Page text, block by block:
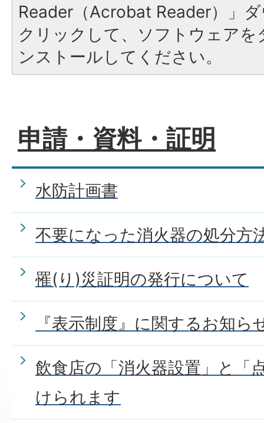
Reader（Acrobat Reader）」
クリックして、ソフトウェア
ンストールしてください。
申請・資料・証明
水防計画書
不要になった消火器の処分方
罹(り)災証明の発行について
『表示制度』に関するお知ら
飲食店の「消火器設置」と「
けられます